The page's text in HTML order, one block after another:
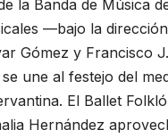
la Banda de Música
—bajo la
Gómez y Francisco
une al festejo del
El Ballet
Hernández